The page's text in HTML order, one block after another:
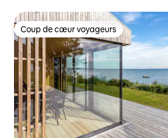
Coup de cœur voyageurs
Coup de cœur voyageurs